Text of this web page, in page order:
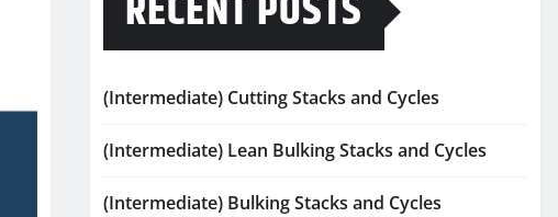
(Intermediate) Cutting Stacks and Cycles
(Intermediate) Lean Bulking Stacks and Cycles
(Intermediate) Bulking Stacks and Cycles